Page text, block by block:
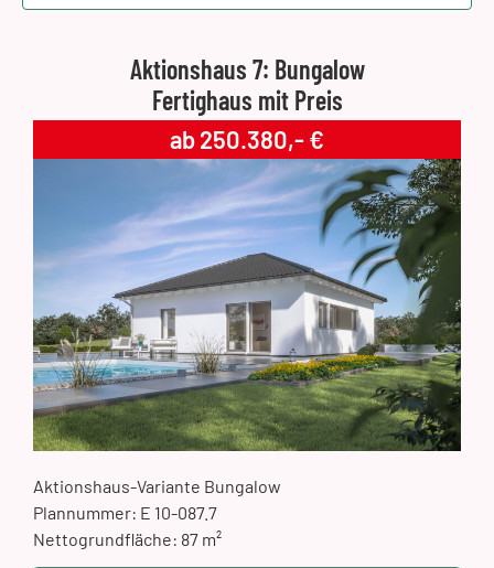
Aktionshaus 7: Bungalow
Fertighaus mit Preis
ab 250.380,- €
Aktionshaus-Variante Bungalow
Plannummer: E 10-087.7
Nettogrundfläche: 87 m²